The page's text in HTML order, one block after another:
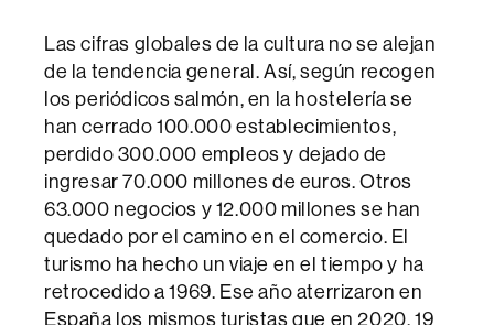
Las cifras globales de la cultura no se alejan
de la tendencia general. Así, según recogen
los periódicos salmón, en la hostelería se
han cerrado 100.000 establecimientos,
perdido 300.000 empleos y dejado de
ingresar 70.000 millones de euros. Otros
63.000 negocios y 12.000 millones se han
quedado por el camino en el comercio. El
turismo ha hecho un viaje en el tiempo y ha
retrocedido a 1969. Ese año aterrizaron en
España los mismos turistas que en 2020, 19